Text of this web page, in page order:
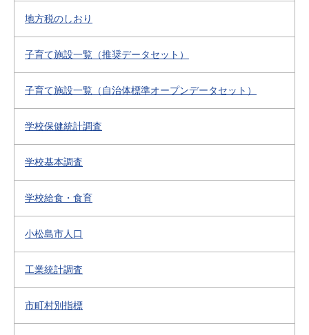
地方税のしおり
子育て施設一覧（推奨データセット）
子育て施設一覧（自治体標準オープンデータセット）
学校保健統計調査
学校基本調査
学校給食・食育
小松島市人口
工業統計調査
市町村別指標